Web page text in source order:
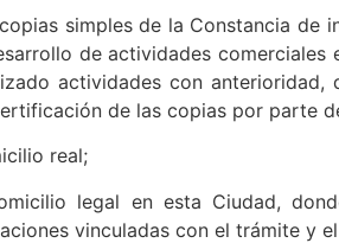
simples de la Constancia de
de actividades
actividades con
de las copias por parte
real;
legal en esta Ciudad,
vinculadas con el trámite y